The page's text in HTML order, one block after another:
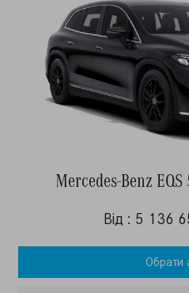
Mercedes-Benz
Від : 5 136
Обрати